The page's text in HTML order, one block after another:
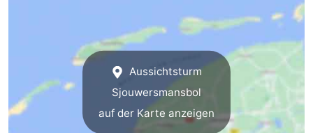
Aussichtsturm
Sjouwersmansbol
auf der Karte anzeigen